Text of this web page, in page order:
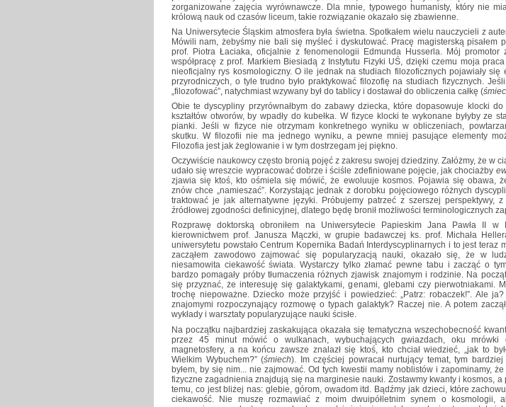
zorganizowane zajęcia wyrównawcze. Dla mnie, typowego humanisty, który nie
królową nauk od czasów liceum, takie rozwiązanie okazało się zbawienne.
Na Uniwersytecie Śląskim atmosfera była świetna. Spotkałem wielu nauczycieli z
Mówili nam, żebyśmy nie bali się myśleć i dyskutować. Pracę magisterską pisałem
prof. Piotra Łaciaka, oficjalnie z fenomenologii Edmunda Husserla. Mój promotor
współpracę z prof. Markiem Biesiadą z Instytutu Fizyki UŚ, dzięki czemu moja praca
nieoficjalny rys kosmologiczny. O ile jednak na studiach filozoficznych pojawiały się
przyrodniczych, o tyle trudno było praktykować filozofię na studiach fizycznych. Jeśli
„filozofować”, natychmiast wzywany był do tablicy i dostawał do obliczenia całkę (
Obie te dyscypliny przyrównałbym do zabawy dziecka, które dopasowuje klocki do
kształtów otworów, by wpadły do kubełka. W fizyce klocki te wykonane byłyby ze
pianki. Jeśli w fizyce nie otrzymam konkretnego wyniku w obliczeniach,
skutku. W filozofii nie ma jednego wyniku, a pewne mniej pasujące elementy
Filozofia jest jak żeglowanie i w tym dostrzegam jej piękno.
Oczywiście naukowcy często bronią pojęć z zakresu swojej dziedziny. Załóżmy, że w
udało się wreszcie wypracować dobrze i ściśle zdefiniowane pojęcie, jak chociażby
zjawia się ktoś, kto ośmiela się mówić, że ewoluuje kosmos. Pojawia się obawa,
znów chce „namieszać”. Korzystając jednak z dorobku pojęciowego różnych
traktować je jak alternatywne języki. Próbujemy patrzeć z szerszej perspektywy, z
źródłowej zgodności definicyjnej, dlatego będę bronił możliwości terminologicznych
Rozprawę doktorską obroniłem na Uniwersytecie Papieskim Jana Pawła II w
kierownictwem prof. Janusza Mączki, w grupie badawczej ks. prof. Michała
uniwersytetu powstało Centrum Kopernika Badań Interdyscyplinarnych i to jest teraz
zacząłem zawodowo zajmować się popularyzacją nauki, okazało się, że w
niesamowita ciekawość świata. Wystarczy tylko złamać pewne tabu i zacząć o
bardzo pomagały próby tłumaczenia różnych zjawisk znajomym i rodzinie. Na
się przyznać, że interesuję się galaktykami, genami, glebami czy pierwotniakami.
trochę niepoważne. Dziecko może przyjść i powiedzieć: „Patrz: robaczek!”. Ale
znajomymi rozpoczynający rozmowę o typach galaktyk? Raczej nie. A potem
wykłady i warsztaty popularyzujące nauki ścisłe.
Na początku najbardziej zaskakująca okazała się tematyczna wszechobecność
przez 45 minut mówić o wulkanach, wybuchających gwiazdach, oku mrówki
magnetosfery, a na końcu zawsze znalazł się ktoś, kto chciał wiedzieć, „jak to
Wielkim Wybuchem?” (śmiech). Im częściej powracał nurtujący temat, tym bardziej
byłem, by się nim... nie zajmować. Od tych kwestii mamy noblistów i zapominamy,
fizyczne zagadnienia znajdują się na marginesie nauki. Zostawmy kwanty i kosmos, a
temu, co jest bliżej nas: glebie, górom, owadom itd. Bądźmy jak dzieci, które
ciekawość. Nie muszę rozmawiać z moim dwuipółletnim synem o kosmologii,